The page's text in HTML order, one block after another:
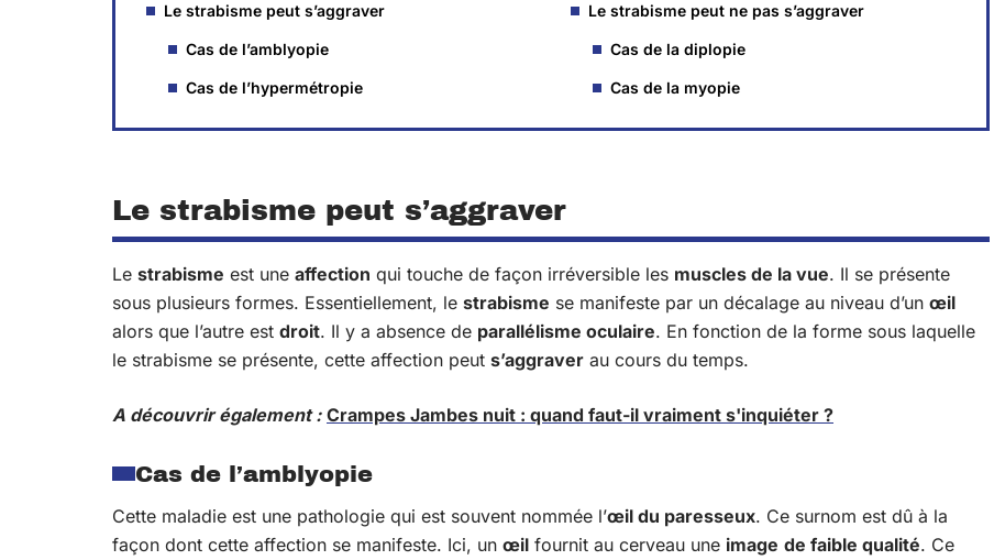
Le strabisme peut s’aggraver
Cas de l’amblyopie
Cas de l’hypermétropie
Le strabisme peut ne pas s’aggraver
Cas de la diplopie
Cas de la myopie
Le strabisme peut s’aggraver
Le strabisme est une affection qui touche de façon irréversible les muscles de la vue. Il se présente
sous plusieurs formes. Essentiellement, le strabisme se manifeste par un décalage au niveau d’un œil
alors que l’autre est droit. Il y a absence de parallélisme oculaire. En fonction de la forme sous laquelle
le strabisme se présente, cette affection peut s’aggraver au cours du temps.
A découvrir également : Crampes Jambes nuit : quand faut-il vraiment s'inquiéter ?
Cas de l’amblyopie
Cette maladie est une pathologie qui est souvent nommée l’œil du paresseux. Ce surnom est dû à la
façon dont cette affection se manifeste. Ici, un œil fournit au cerveau une image de faible qualité. Ce